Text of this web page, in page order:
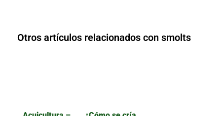
Otros artículos relacionados con smolts